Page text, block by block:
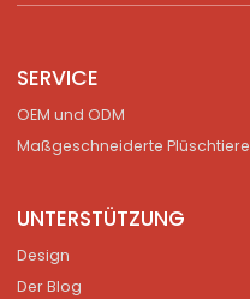
SERVICE
OEM und ODM
Maßgeschneiderte Plüschtiere
UNTERSTÜTZUNG
Design
Der Blog